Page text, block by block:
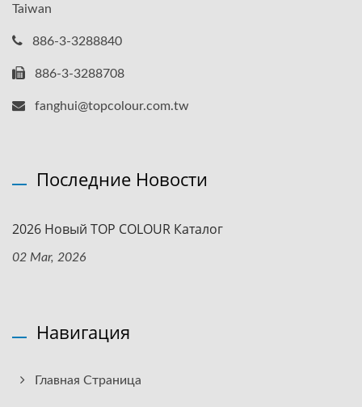
Taiwan
886-3-3288840
886-3-3288708
fanghui@topcolour.com.tw
Последние Новости
2026 Новый TOP COLOUR Каталог
02 Mar, 2026
Навигация
Главная Страница